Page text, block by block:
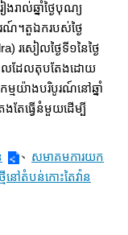
រាល់ឆ្នាំថ្ងៃបុណ្យ
ណ៍។តួឯករបស់ថ្ងៃ
រសៀលថ្ងៃទី១នៃថ្ងៃ
ាលដែលតុបតែងដោយ
យ៉ាងបរិបូរណ៍នៅឆ្នាំ
តែធ្វើនំមួយដើម្បី
、 សមាគមការយក
ៅតំបន់កោះតៃវ៉ាន